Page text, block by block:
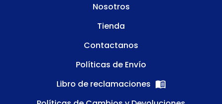
Nosotros
Tienda
Contactanos
Políticas de Envío
Libro de reclamaciones